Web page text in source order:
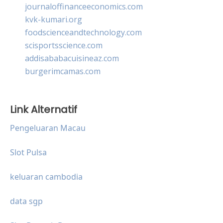
journaloffinanceeconomics.com
kvk-kumari.org
foodscienceandtechnology.com
scisportsscience.com
addisababacuisineaz.com
burgerimcamas.com
Link Alternatif
Pengeluaran Macau
Slot Pulsa
keluaran cambodia
data sgp